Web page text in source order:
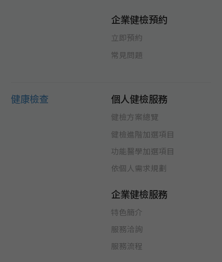
企業健檢預約
立即預約
常見問題
健康檢查 個人健檢服務
健檢方案總覽
健檢進階加選項目
功能醫學加選項目
依個人需求規劃
企業健檢服務
特色簡介
服務洽詢
服務流程